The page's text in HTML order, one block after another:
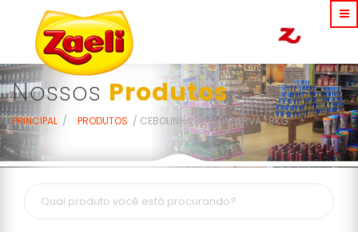
Nossos Produtos
PRINCIPAL PRODUTOS CEBOLINHA EM CONSERVA 1,8KG